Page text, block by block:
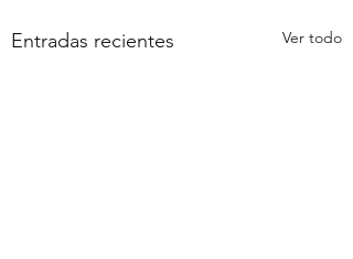
Entradas recientes Ver todo